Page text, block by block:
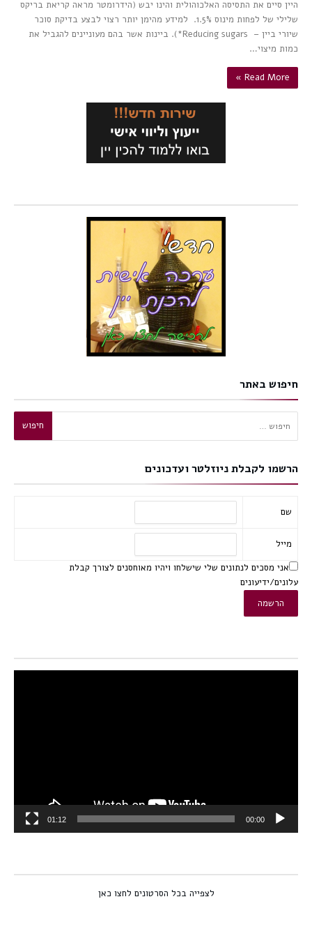
היין סיים את התסיסה האלכוהולית והינו יבש (הידרומטר מראה קריאת בריקס
שלילי של לפחות מינוס 1.5%. למידע מהימן יותר רצוי לבצע בדיקת סוכר
שיורי ביין – Reducing sugars*). ביינות אשר בהם מעוניינים להגביל את
כמות מיצוי…
Read More »
חיפוש באתר
חיפוש:
הרשמו לקבלת ניוזלטר ועדכונים
שם
מייל
אני מסכים לנתונים שלי שישלחו ויהיו מאוחסנים לצורך קבלת
עלונים/ידיעונים
00:00
01:12
לצפייה בכל הסרטונים לחצו כאן